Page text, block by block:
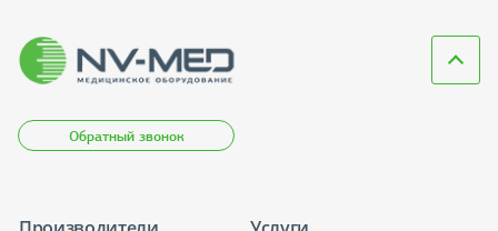
Обратный звонок